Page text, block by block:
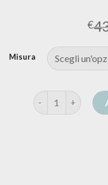
€
Misura
cardigan sciallato